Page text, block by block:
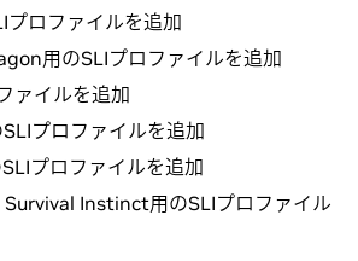
ロファイルを追加
用のSLIプロファイルを追加
ァイルを追加
プロファイルを追加
プロファイルを追加
Instinct用のSLIプロファイル